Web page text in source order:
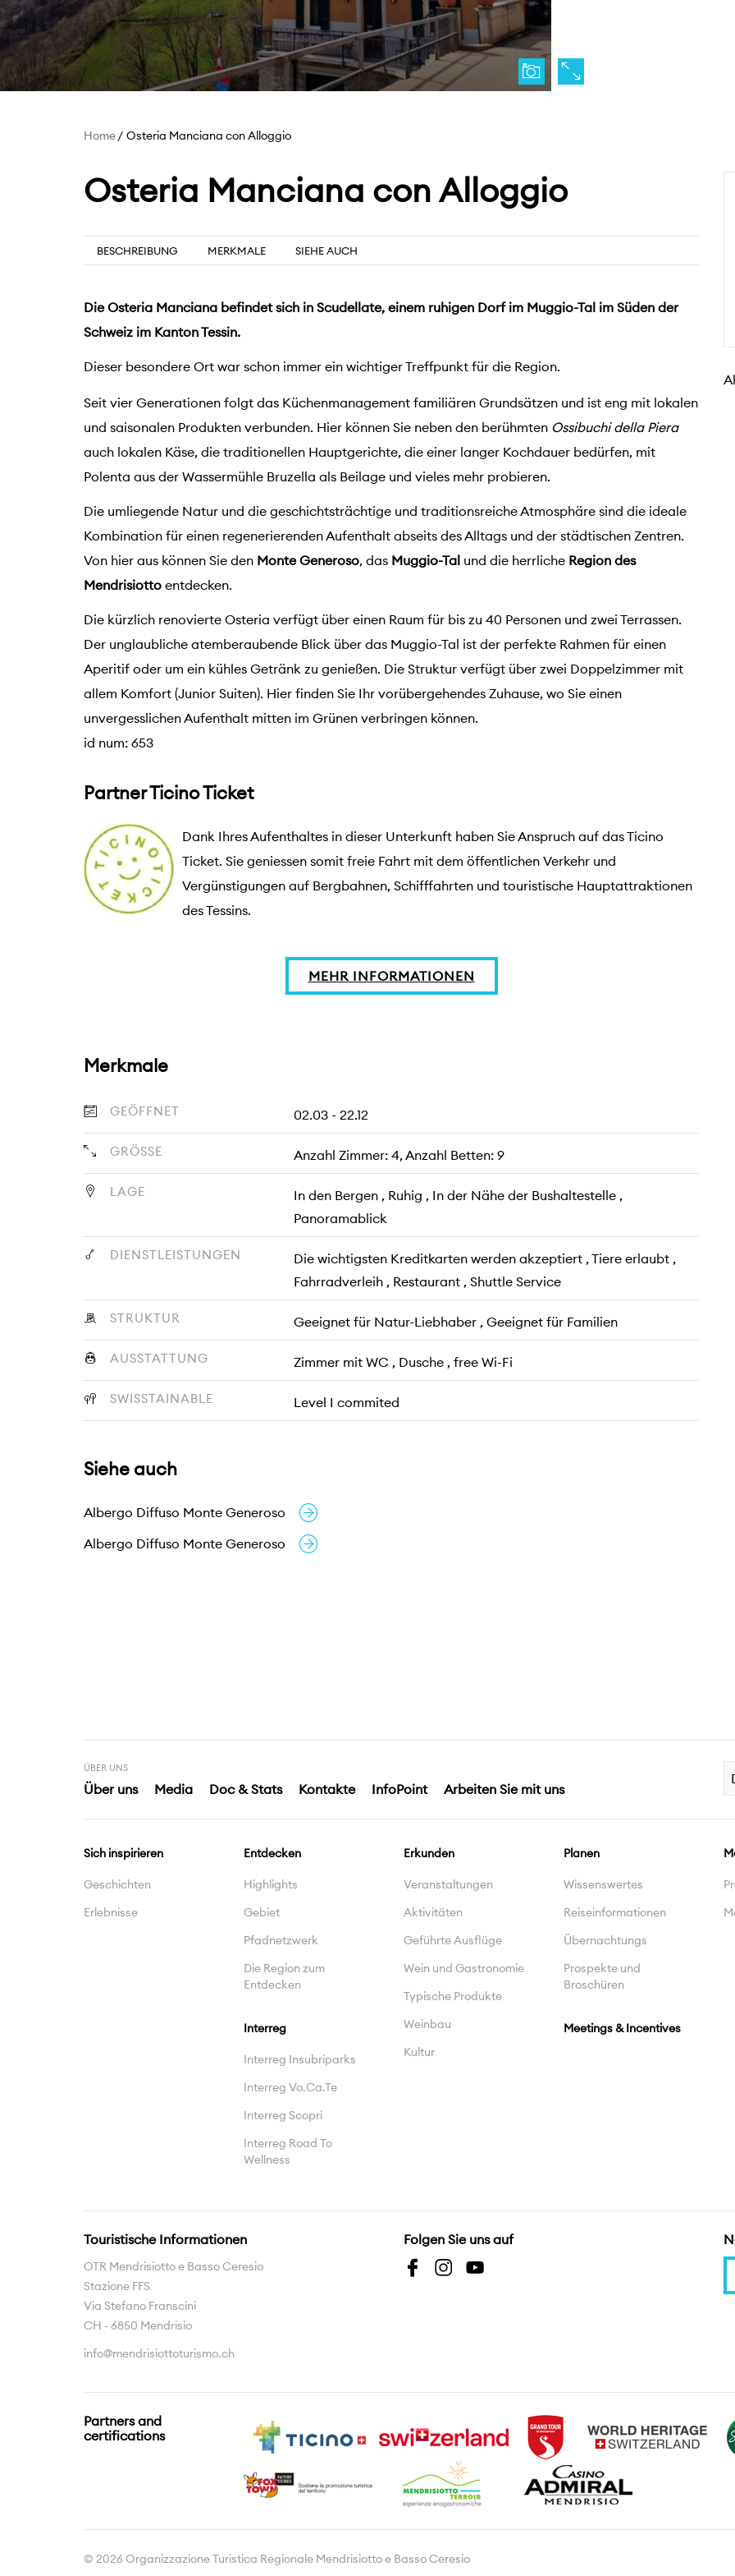
Home Osteria Manciana con Alloggio
Osteria Manciana con Alloggio
BESCHREIBUNG MERKMALE SIEHE AUCH
Die Osteria Manciana befindet sich in Scudellate, einem ruhigen Dorf im Muggio-Tal im Süden der
Schweiz im Kanton Tessin.
Dieser besondere Ort war schon immer ein wichtiger Treffpunkt für die Region.
Seit vier Generationen folgt das Küchenmanagement familiären Grundsätzen und ist eng mit lokalen
und saisonalen Produkten verbunden. Hier können Sie neben den berühmten Ossibuchi della Piera
auch lokalen Käse, die traditionellen Hauptgerichte, die einer langer Kochdauer bedürfen, mit
Polenta aus der Wassermühle Bruzella als Beilage und vieles mehr probieren.
Die umliegende Natur und die geschichtsträchtige und traditionsreiche Atmosphäre sind die ideale
Kombination für einen regenerierenden Aufenthalt abseits des Alltags und der städtischen Zentren.
Von hier aus können Sie den Monte Generoso, das Muggio-Tal und die herrliche Region des
Mendrisiotto entdecken.
Die kürzlich renovierte Osteria verfügt über einen Raum für bis zu 40 Personen und zwei Terrassen.
Der unglaubliche atemberaubende Blick über das Muggio-Tal ist der perfekte Rahmen für einen
Aperitif oder um ein kühles Getränk zu genießen. Die Struktur verfügt über zwei Doppelzimmer mit
allem Komfort (Junior Suiten). Hier finden Sie Ihr vorübergehendes Zuhause, wo Sie einen
unvergesslichen Aufenthalt mitten im Grünen verbringen können.
id num: 653
Partner Ticino Ticket
Dank Ihres Aufenthaltes in dieser Unterkunft haben Sie Anspruch auf das Ticino
Ticket. Sie geniessen somit freie Fahrt mit dem öffentlichen Verkehr und
Vergünstigungen auf Bergbahnen, Schifffahrten und touristische Hauptattraktionen
des Tessins.
MEHR INFORMATIONEN
Merkmale
GEÖFFNET 02.03 - 22.12
GRÖSSE Anzahl Zimmer: 4, Anzahl Betten: 9
LAGE
In den Bergen , Ruhig , In der Nähe der Bushaltestelle ,
Panoramablick
DIENSTLEISTUNGEN
Die wichtigsten Kreditkarten werden akzeptiert , Tiere erlaubt ,
Fahrradverleih , Restaurant , Shuttle Service
STRUKTUR Geeignet für Natur-Liebhaber , Geeignet für Familien
AUSSTATTUNG Zimmer mit WC , Dusche , free Wi-Fi
SWISSTAINABLE Level I commited
Siehe auch
Albergo Diffuso Monte Generoso
Albergo Diffuso Monte Generoso
ÜBER UNS
Über uns Media Doc & Stats Kontakte InfoPoint Arbeiten Sie mit uns
Sich inspirieren
Geschichten
Erlebnisse
Entdecken
Highlights
Gebiet
Pfadnetzwerk
Die Region zum
Entdecken
Interreg
Interreg Insubriparks
Interreg Vo.Ca.Te
Interreg Scopri
Interreg Road To
Wellness
Erkunden
Veranstaltungen
Aktivitäten
Geführte Ausflüge
Wein und Gastronomie
Typische Produkte
Weinbau
Kultur
Planen
Wissenswertes
Reiseinformationen
Übernachtungs
Prospekte und
Broschüren
Meetings & Incentives
Touristische Informationen
OTR Mendrisiotto e Basso Ceresio
Stazione FFS
Via Stefano Franscini
CH - 6850 Mendrisio
info@mendrisiottoturismo.ch
Folgen Sie uns auf
Partners and
certifications
© 2026 Organizzazione Turistica Regionale Mendrisiotto e Basso Ceresio